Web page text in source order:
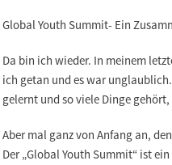
Global Youth Summit- Ein
Da bin ich wieder. In meinem
ich getan und es war
gelernt und so viele Dinge
Aber mal ganz von Anfang an,
Der„Global Youth Summit“ ist